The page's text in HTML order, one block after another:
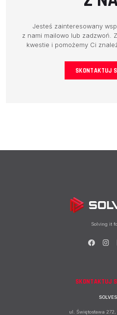
Jesteś zainteresowany
z nami mailowo lub zadzwoń.
kwestie i pomożemy Ci
SKONTAKTUJ
Solving it
SKONTAKTUJ
ul. Świętosława